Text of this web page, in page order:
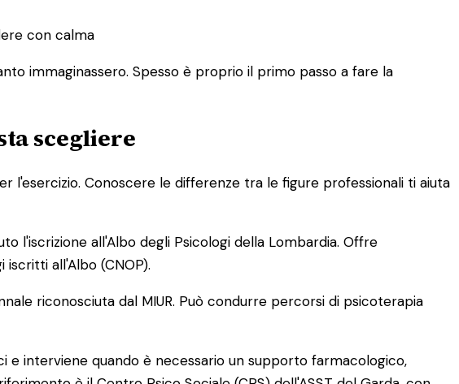
con calma
immaginassero. Spesso è proprio il primo passo a fare la
scegliere
l'esercizio. Conoscere le differenze tra le figure professionali ti aiuta
l'iscrizione all'Albo degli Psicologi della Lombardia. Offre
all'Albo (CNOP).
riconosciuta dal MIUR. Può condurre percorsi di psicoterapia
e interviene quando è necessario un supporto farmacologico,